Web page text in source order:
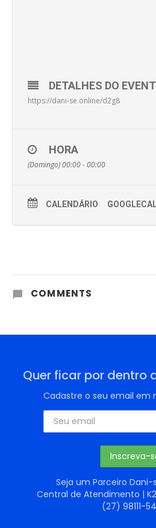
DETALHES DO
https://dani-se.online/d2g8
HORA
(Domingo) 00:00 - 00:00
CALENDÁRIO
COMMENTS
Quer ficar por dentro
Cadastre o seu email em
Seja um Parceiro Dani-
Central de Atendimento |
(27) 98111-